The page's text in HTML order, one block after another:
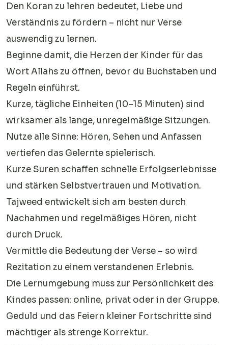
Den Koran zu lehren bedeutet, Liebe und
Verständnis zu fördern – nicht nur Verse
auswendig zu lernen.
Beginne damit, die Herzen der Kinder für das
Wort Allahs zu öffnen, bevor du Buchstaben und
Regeln einführst.
Kurze, tägliche Einheiten (10–15 Minuten) sind
wirksamer als lange, unregelmäßige Sitzungen.
Nutze alle Sinne: Hören, Sehen und Anfassen
vertiefen das Gelernte spielerisch.
Kurze Suren schaffen schnelle Erfolgserlebnisse
und stärken Selbstvertrauen und Motivation.
Tajweed entwickelt sich am besten durch
Nachahmen und regelmäßiges Hören, nicht
durch Druck.
Vermittle die Bedeutung der Verse – so wird
Rezitation zu einem verstandenen Erlebnis.
Die Lernumgebung muss zur Persönlichkeit des
Kindes passen: online, privat oder in der Gruppe.
Geduld und das Feiern kleiner Fortschritte sind
mächtiger als strenge Korrektur.